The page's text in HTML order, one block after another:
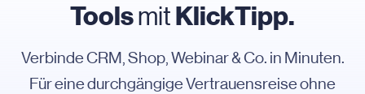
ToolsmitKlickTipp.
Verbinde CRM, Shop, Webinar & Co. in Minuten.
Für eine durchgängige Vertrauensreise ohne